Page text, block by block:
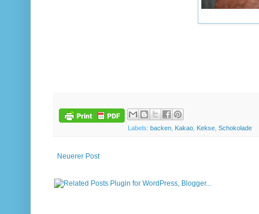
Labels:backen Kakao Kekse ,Schokolade
Neuerer Post